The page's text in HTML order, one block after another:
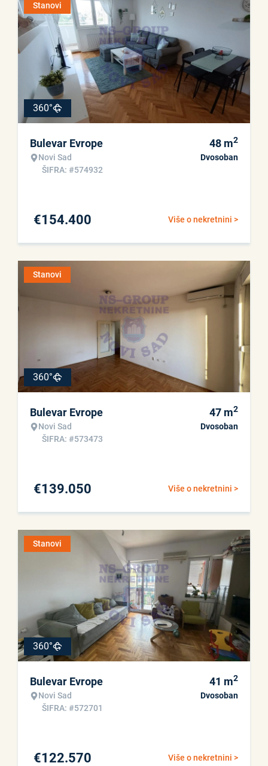
Stanovi
360°
Bulevar Evrope
Novi Sad
ŠIFRA: #574932
48 m2
Dvosoban
Više o nekretnini >
€154.400
Stanovi
360°
Bulevar Evrope
Novi Sad
ŠIFRA: #573473
47 m2
Dvosoban
Više o nekretnini >
€139.050
Stanovi
360°
Bulevar Evrope
Novi Sad
ŠIFRA: #572701
41 m2
Dvosoban
Više o nekretnini >
€122.570